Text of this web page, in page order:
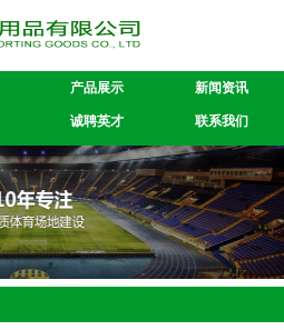
产品展示 新闻资讯
诚聘英才 联系我们